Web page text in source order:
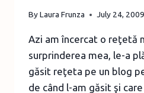
ByLaura Frunza July 24, 2009
Azi am încercat o reţetă
surprinderea mea, le-a
găsit reţeta pe un blog
de când l-am găsit şi